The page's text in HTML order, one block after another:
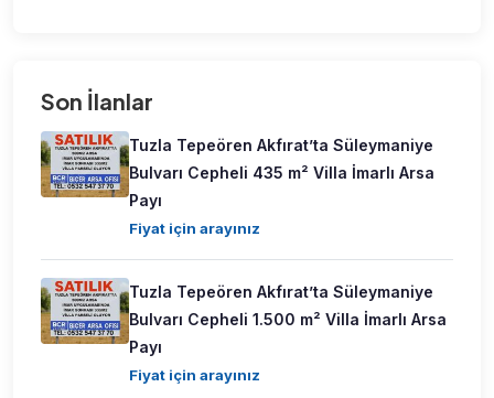
Son İlanlar
Tuzla Tepeören Akfırat’ta Süleymaniye
Bulvarı Cepheli 435 m² Villa İmarlı Arsa
Payı
Fiyat için arayınız
Tuzla Tepeören Akfırat’ta Süleymaniye
Bulvarı Cepheli 1.500 m² Villa İmarlı Arsa
Payı
Fiyat için arayınız